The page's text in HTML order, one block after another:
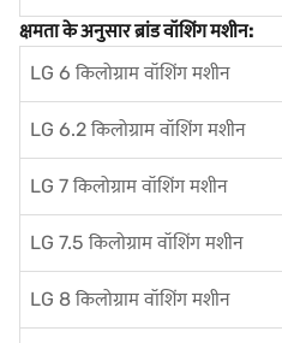
क्षमता के अनुसार ब्रांड वॉशिंग मशीन:
LG 6 किलोग्राम वॉशिंग मशीन
LG 6.2 किलोग्राम वॉशिंग मशीन
LG 7 किलोग्राम वॉशिंग मशीन
LG 7.5 किलोग्राम वॉशिंग मशीन
LG 8 किलोग्राम वॉशिंग मशीन